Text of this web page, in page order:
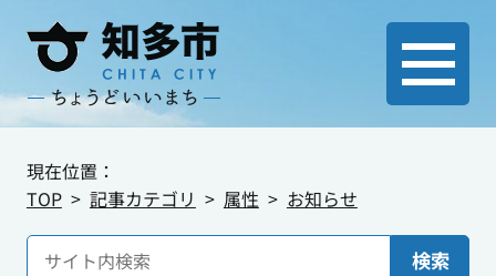
現在位置：
TOP
記事カテゴリ 属性 お知らせ
検索